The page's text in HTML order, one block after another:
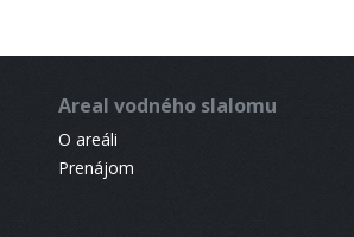
Areal vodného slalomu
O areáli
Prenájom